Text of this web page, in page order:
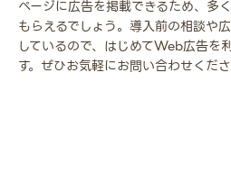
ページに広告を掲載できるため、多
もらえるでしょう。導入前の相談や
しているので、はじめてWeb広告を
す。ぜひお気軽にお問い合わせくださ